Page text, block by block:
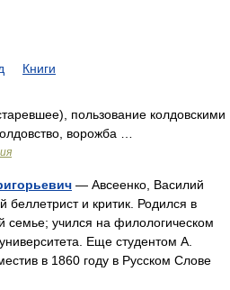
Книги
пользование колдовскими
ворожба …
— Авсеенко, Василий
беллетрист и критик. Родился в
семье; учился на филологическом
Еще студентом А.
в 1860 году в Русском Слове